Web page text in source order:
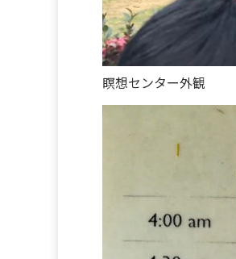
瞑想センター外観